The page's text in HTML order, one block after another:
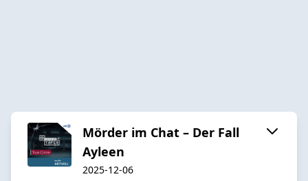
Mörder im Chat – Der Fall
Ayleen
2025-12-06